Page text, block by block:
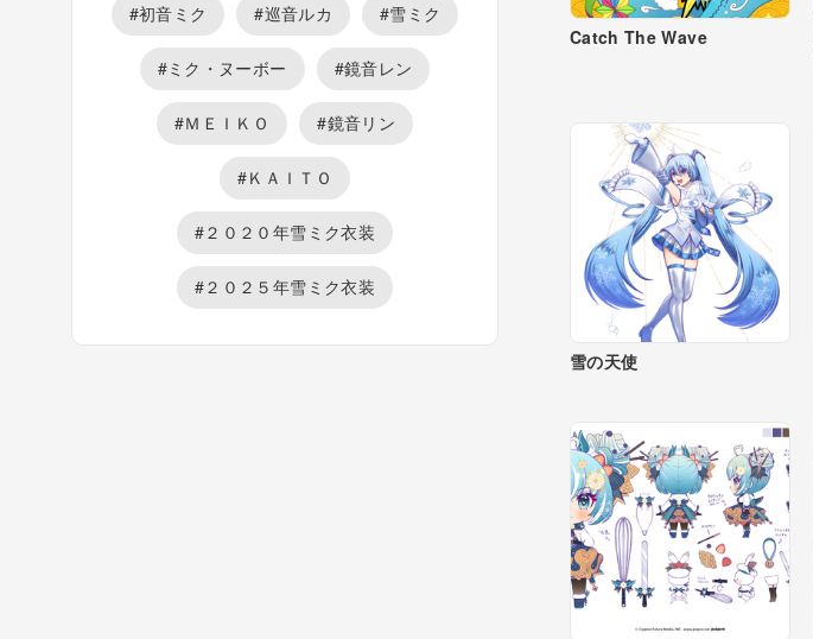
#初音ミク
#巡音ルカ #雪ミク
#ミク・ヌーボー #鏡音レン
#ＭＥＩＫＯ #鏡音リン
#ＫＡＩＴＯ
#２０２０年雪ミク衣装
#２０２５年雪ミク衣装
Catch The Wave
雪の天使